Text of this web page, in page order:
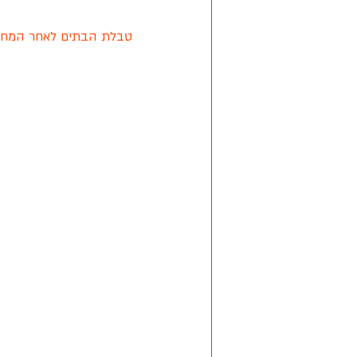
טבלת הבתים לאחר